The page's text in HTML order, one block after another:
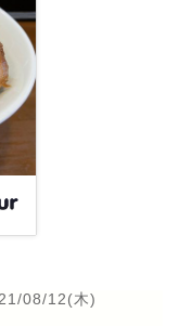
08/12(木)